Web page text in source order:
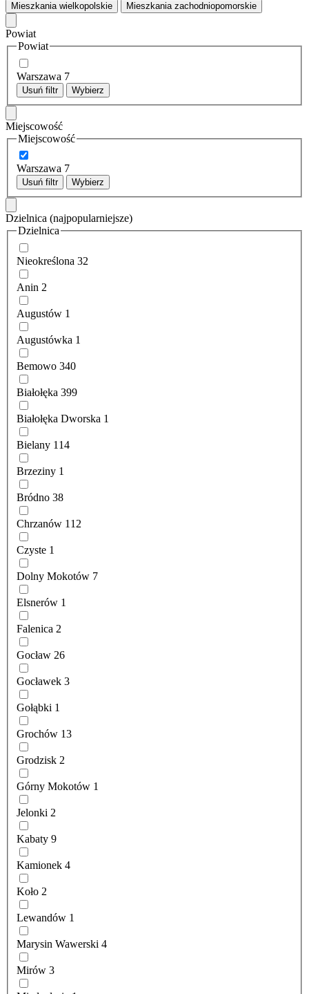
Mieszkania wielkopolskie
Mieszkania zachodniopomorskie
Powiat
Powiat
Warszawa 7
Usuń filtr Wybierz
Miejscowość
Miejscowość
Warszawa 7
Usuń filtr Wybierz
Dzielnica (najpopularniejsze)
Dzielnica
Nieokreślona 32
Anin 2
Augustów 1
Augustówka 1
Bemowo 340
Białołęka 399
Białołęka Dworska 1
Bielany 114
Brzeziny 1
Bródno 38
Chrzanów 112
Czyste 1
Dolny Mokotów 7
Elsnerów 1
Falenica 2
Gocław 26
Gocławek 3
Gołąbki 1
Grochów 13
Grodzisk 2
Górny Mokotów 1
Jelonki 2
Kabaty 9
Kamionek 4
Koło 2
Lewandów 1
Marysin Wawerski 4
Mirów 3